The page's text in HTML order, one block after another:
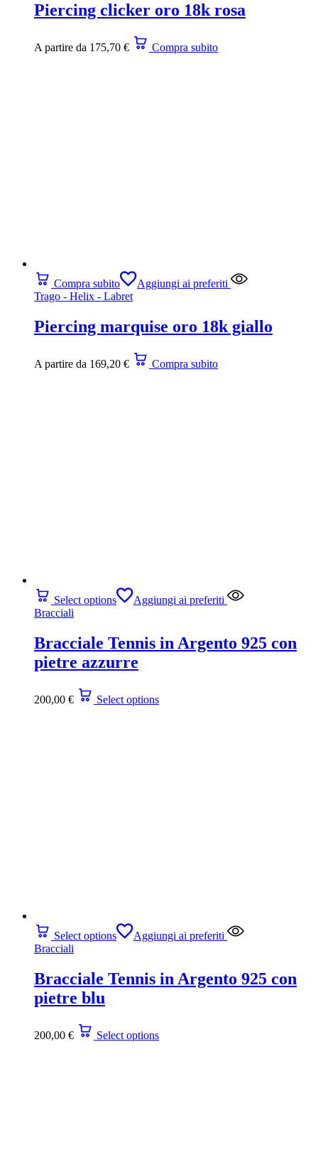
Piercing clicker oro 18k rosa
A partire da 175,70 € Compra subito
Compra subito
Aggiungi ai preferiti
Trago - Helix - Labret
Piercing marquise oro 18k giallo
A partire da 169,20 € Compra subito
Select options
Aggiungi ai preferiti
Bracciali
Bracciale Tennis in Argento 925 con
pietre azzurre
200,00 € Select options
Select options
Aggiungi ai preferiti
Bracciali
Bracciale Tennis in Argento 925 con
pietre blu
200,00 € Select options